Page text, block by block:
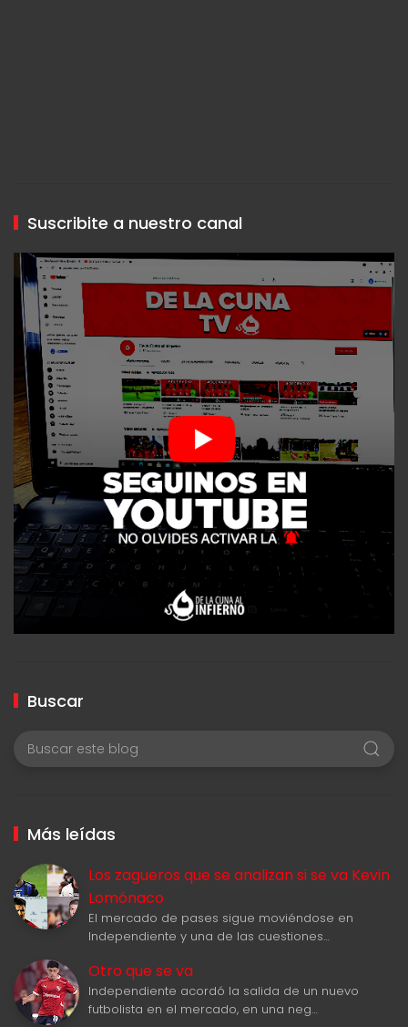
Suscribite a nuestro canal
Buscar
Más leídas
Los zagueros que se analizan si se va Kevin
Lomónaco
El mercado de pases sigue moviéndose en
Independiente y una de las cuestiones…
Otro que se va
Independiente acordó la salida de un nuevo
futbolista en el mercado, en una neg…